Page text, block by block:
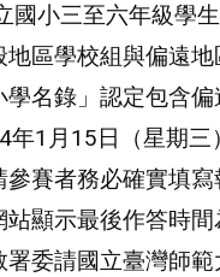
國小三至六年級學
區學校組與偏遠
名錄」認定包含偏
年1月15日（星期
賽者務必確實填
顯示最後作答時間
委請國立臺灣師